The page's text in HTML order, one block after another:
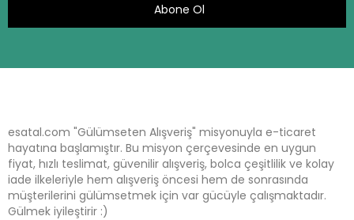
Abone Ol
esatal.com "Gülümseten Alışveriş" misyonuyla e-ticaret
hayatına başlamıştır. Bu misyon çerçevesinde en uygun
fiyat, hızlı teslimat, güvenilir alışveriş, bolca çeşitlilik ve kolay
iade ilkeleriyle hem alışveriş öncesi hem de sonrasında
müşterilerini gülümsetmek için var gücüyle çalışmaktadır.
Gülmek iyileştirir :)